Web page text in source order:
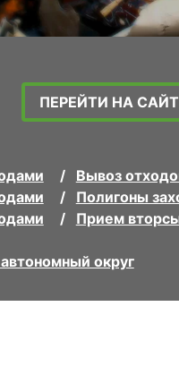
ПЕРЕЙТИ НА САЙТ
Вывоз
Полигоны
Прием
округ